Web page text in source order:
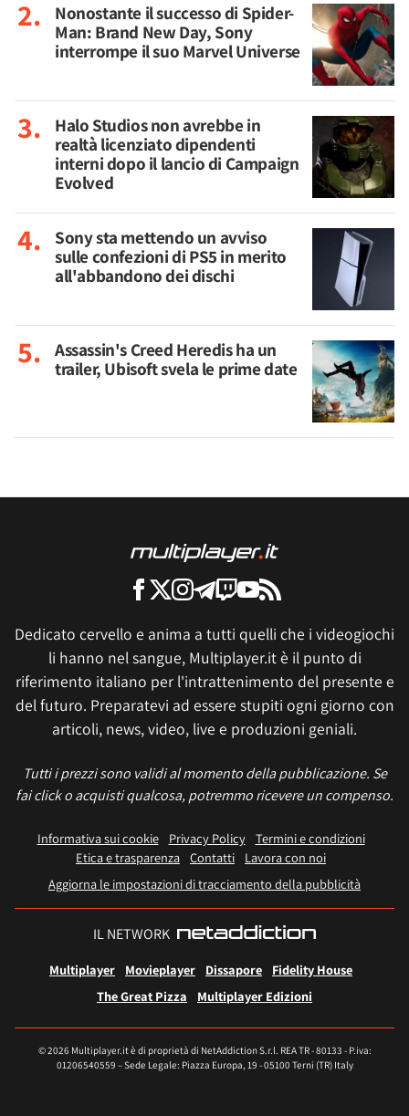
Nonostante il successo di Spider-
Man: Brand New Day, Sony
interrompe il suo Marvel Universe
Halo Studios non avrebbe in
realtà licenziato dipendenti
interni dopo il lancio di Campaign
Evolved
Sony sta mettendo un avviso
sulle confezioni di PS5 in merito
all'abbandono dei dischi
Assassin's Creed Heredis ha un
trailer, Ubisoft svela le prime date
Dedicato cervello e anima a tutti quelli che i videogiochi
li hanno nel sangue, Multiplayer.it è il punto di
riferimento italiano per l'intrattenimento del presente e
del futuro. Preparatevi ad essere stupiti ogni giorno con
articoli, news, video, live e produzioni geniali.
Tutti i prezzi sono validi al momento della pubblicazione. Se
fai click o acquisti qualcosa, potremmo ricevere un compenso.
Informativa sui cookie Privacy Policy
Termini e condizioni
Etica e trasparenza Contatti
Lavora con noi
Aggiorna le impostazioni di tracciamento della pubblicità
IL NETWORK
Multiplayer Movieplayer Dissapore
Fidelity House
The Great Pizza
Multiplayer Edizioni
© 2026 Multiplayer.it è di proprietà di NetAddiction S.r.l. REA TR - 80133 - P.iva:
01206540559 – Sede Legale: Piazza Europa, 19 - 05100 Terni (TR) Italy